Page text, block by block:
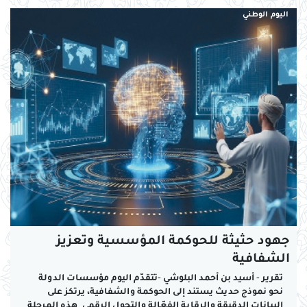
إبداعية، هكذا...
اليوم الوطني
جهود حثيثة للحوكمة المؤسسية وتعزيز
الشفافية
تقرير - أسيد بن أحمد البلوشي -تتقدّم اليوم مؤسسات الدولة
نحو نموذج حديث يستند إلى الحوكمة والشفافية، يرتكز على